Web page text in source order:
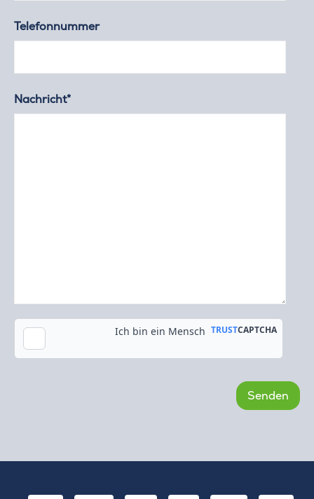
Telefonnummer
Nachricht*
Kopie an meine E-Mail-Adresse senden